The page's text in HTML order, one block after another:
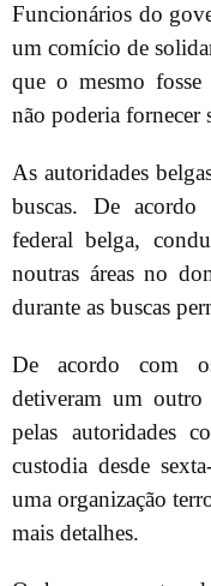
Funcionários do
um comício de
que o mesmo
não poderia fornecer
As autoridades
buscas. De
federal belga,
noutras áreas no
durante as buscas
De acordo com
detiveram um outro
pelas autoridades
custodia desde
uma organização
mais detalhes.